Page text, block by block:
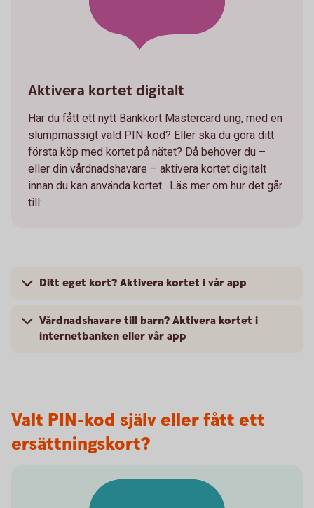
Aktivera kortet digitalt
Har du fått ett nytt Bankkort Mastercard ung, med en
slumpmässigt vald PIN-kod? Eller ska du göra ditt
första köp med kortet på nätet? Då behöver du –
eller din vårdnadshavare – aktivera kortet digitalt
innan du kan använda kortet. Läs mer om hur det går
till:
Ditt eget kort? Aktivera kortet i vår app
Vårdnadshavare till barn? Aktivera kortet i
internetbanken eller vår app
Valt PIN-kod själv eller fått ett
ersättningskort?